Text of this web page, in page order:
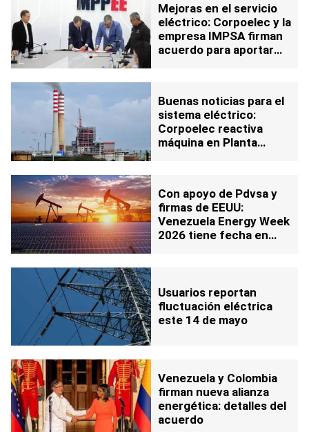
Mejoras en el servicio
eléctrico: Corpoelec y la
empresa IMPSA firman
acuerdo para aportar
Buenas noticias para el
sistema eléctrico:
Corpoelec reactiva
máquina en Planta
Con apoyo de Pdvsa y
firmas de EEUU:
Venezuela Energy Week
2026 tiene fecha en
Usuarios reportan
fluctuación eléctrica
este 14 de mayo
Venezuela y Colombia
firman nueva alianza
energética: detalles del
acuerdo